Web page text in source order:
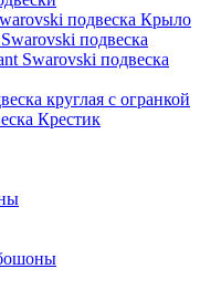
подвеска Крыло
подвеска
Swarovski подвеска
круглая с огранкой
Крестик